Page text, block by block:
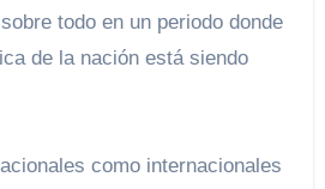
todo en un periodo donde
de la nación está siendo
como internacionales